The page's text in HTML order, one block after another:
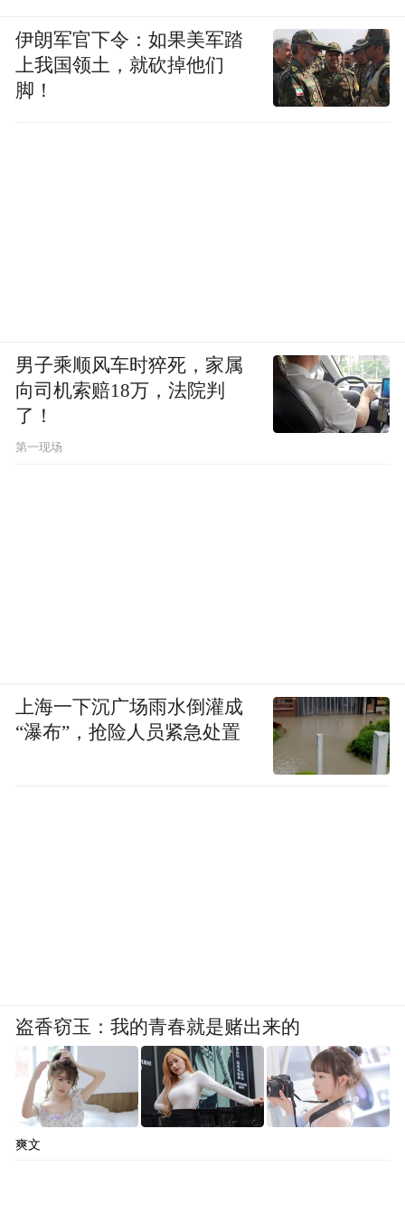
伊朗军官下令：如果美军踏
上我国领土，就砍掉他们
脚！
男子乘顺风车时猝死，家属
向司机索赔18万，法院判
了！
第一现场
上海一下沉广场雨水倒灌成
“瀑布”，抢险人员紧急处置
盗香窃玉：我的青春就是赌出来的
爽文